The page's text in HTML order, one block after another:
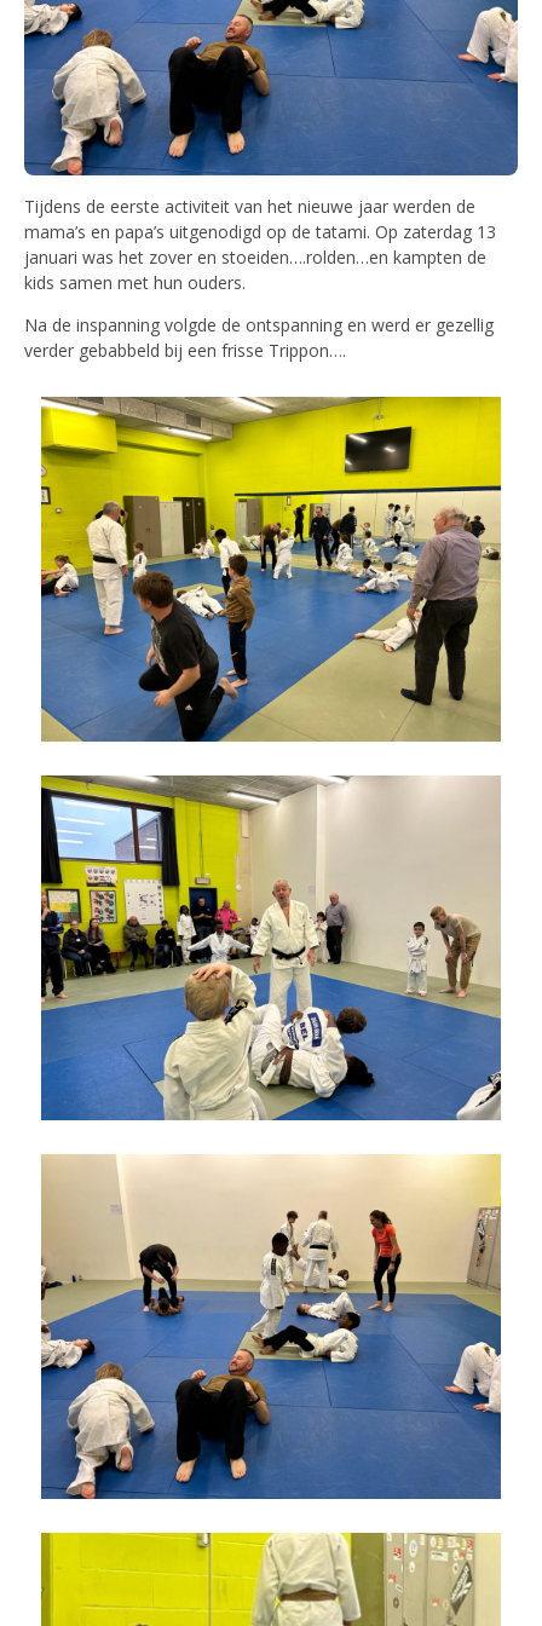
Tijdens de eerste activiteit van het nieuwe jaar werden de
mama’s en papa’s uitgenodigd op de tatami. Op zaterdag 13
januari was het zover en stoeiden….rolden…en kampten de
kids samen met hun ouders.
Na de inspanning volgde de ontspanning en werd er gezellig
verder gebabbeld bij een frisse Trippon….